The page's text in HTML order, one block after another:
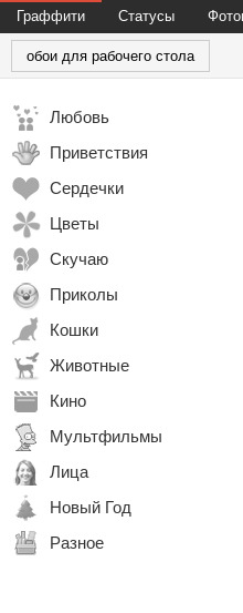
Граффити Статусы
обои для рабочего стола
Любовь
Приветствия
Сердечки
Цветы
Скучаю
Приколы
Кошки
Животные
Кино
Мультфильмы
Лица
Новый Год
Разное